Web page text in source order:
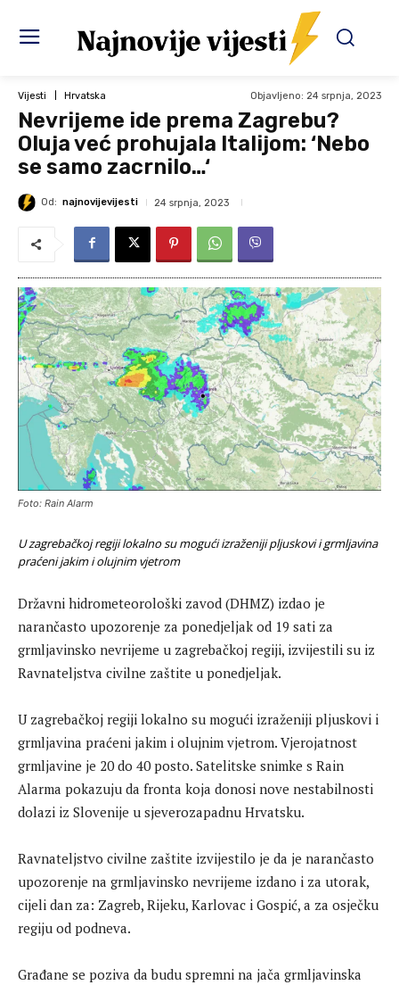
Vijesti Hrvatska Objavljeno: 24 srpnja, 2023
Nevrijeme ide prema Zagrebu?
Oluja već prohujala Italijom: ‘Nebo
se samo zacrnilo…‘
Od: najnovijevijesti 24 srpnja, 2023
Foto: Rain Alarm
U zagrebačkoj regiji lokalno su mogući izraženiji pljuskovi i grmljavina
praćeni jakim i olujnim vjetrom
Državni hidrometeorološki zavod (DHMZ) izdao je
narančasto upozorenje za ponedjeljak od 19 sati za
grmljavinsko nevrijeme u zagrebačkoj regiji, izvijestili su iz
Ravnateljstva civilne zaštite u ponedjeljak.
U zagrebačkoj regiji lokalno su mogući izraženiji pljuskovi i
grmljavina praćeni jakim i olujnim vjetrom. Vjerojatnost
grmljavine je 20 do 40 posto. Satelitske snimke s Rain
Alarma pokazuju da fronta koja donosi nove nestabilnosti
dolazi iz Slovenije u sjeverozapadnu Hrvatsku.
Ravnateljstvo civilne zaštite izvijestilo je da je narančasto
upozorenje na grmljavinsko nevrijeme izdano i za utorak,
cijeli dan za: Zagreb, Rijeku, Karlovac i Gospić, a za osječku
regiju od podneva.
Građane se poziva da budu spremni na jača grmljavinska